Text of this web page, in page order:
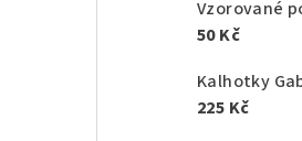
50 Kč
Kalhotky
225 Kč